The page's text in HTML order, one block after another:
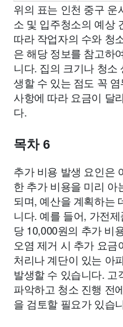
위의 표는 인천 중구 운
소 및 입주청소의 예상
따라 작업자의 수와 청
은 해당 정보를 참고하
니다. 집의 크기나 청
생할 수 있는 점도 꼭
사항에 따라 요금이 달
다.
목차 6
추가 비용 발생 요인은
한 추가 비용을 미리 아
되며, 예산을 계획하는
니다. 예를 들어, 가전
당 10,000원의 추가 비
오염 제거 시 추가 요
처리나 계단이 있는 아
발생할 수 있습니다.
파악하고 청소 진행 전
을 검토할 필요가 있습